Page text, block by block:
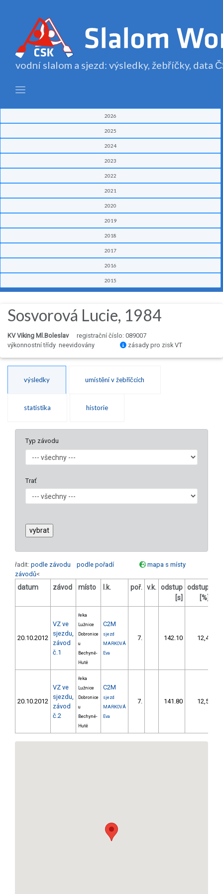
vodní slalom a sjezd: výsledky, žebříčky, data
2026
2025
2024
2023
2022
2021
2020
2019
2018
2017
2016
2015
Sosvorová Lucie, 1984
KV Viking Ml.Boleslav
registrační číslo: 089007
výkonnostní třídy neevidovány
zásady pro zisk VT
výsledky umístění v žebříčcích
statistika historie
Typ závodu
Trať
řadit: podle závodu podle pořadí
mapa s místy
závodů<
datum závod místo l.k. poř. v.k. odstup
[s]
odstup
[%]
20.10.2012
VZ ve
sjezdu,
závod
č.1
řeka
Lužnice
Dobronice
u
Bechyně-
Hutě
C2M
sjezd
MARKOVÁ
Eva
7. 142.10 12,4
20.10.2012
VZ ve
sjezdu,
závod
č.2
řeka
Lužnice
Dobronice
u
Bechyně-
Hutě
C2M
sjezd
MARKOVÁ
Eva
7. 141.80 12,5